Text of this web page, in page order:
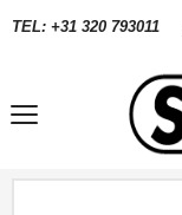
TEL: +31 320 793011